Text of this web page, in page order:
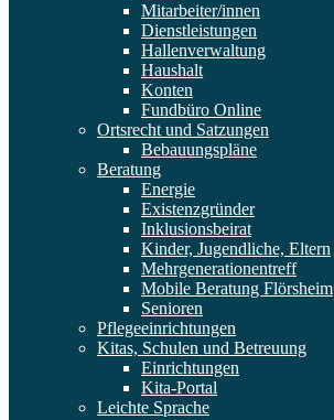
Mitarbeiter/innen
Dienstleistungen
Hallenverwaltung
Haushalt
Konten
Fundbüro Online
Ortsrecht und Satzungen
Bebauungspläne
Beratung
Energie
Existenzgründer
Inklusionsbeirat
Kinder, Jugendliche, Eltern
Mehrgenerationentreff
Mobile Beratung Flörsheim
Senioren
Pflegeeinrichtungen
Kitas, Schulen und Betreuung
Einrichtungen
Kita-Portal
Leichte Sprache